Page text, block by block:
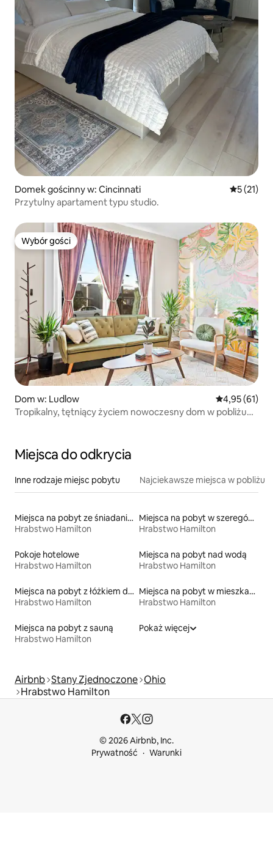
Domek gościnny w: Cincinnati Średnia
5 (21)
Przytulny apartament typu studio.
Wybór gości
Wybór gości
Dom w: Ludlow Średnia
4,95 (61)
Tropikalny, tętniący życiem nowoczesny dom w pobliżu
Miejsca do odkrycia
Inne rodzaje miejsc pobytu Najciekawsze miejsca w pobliżu
Miejsca na pobyt ze śniadaniem
Hrabstwo Hamilton
Miejsca na pobyt w szeregówkach
Hrabstwo Hamilton
Pokoje hotelowe
Hrabstwo Hamilton
Miejsca na pobyt nad wodą
Hrabstwo Hamilton
Miejsca na pobyt z łóżkiem dla osoby z niepełnosprawnością
Hrabstwo Hamilton
Miejsca na pobyt w mieszkaniach
Hrabstwo Hamilton
Miejsca na pobyt z sauną
Hrabstwo Hamilton
Pokaż więcej
Airbnb Stany Zjednoczone Ohio
Hrabstwo Hamilton
© 2026 Airbnb, Inc.
Prywatność
Warunki